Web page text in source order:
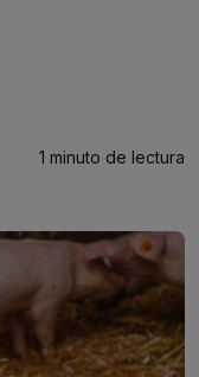
1 minuto de lectura